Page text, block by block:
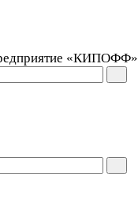
«КИПОФФ»